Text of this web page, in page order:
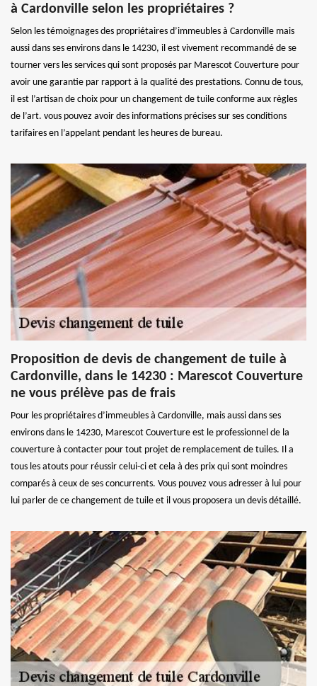
à Cardonville selon les propriétaires ?
Selon les témoignages des propriétaires d’immeubles à Cardonville mais
aussi dans ses environs dans le 14230, il est vivement recommandé de se
tourner vers les services qui sont proposés par Marescot Couverture pour
avoir une garantie par rapport à la qualité des prestations. Connu de tous,
il est l’artisan de choix pour un changement de tuile conforme aux règles
de l’art. vous pouvez avoir des informations précises sur ses conditions
tarifaires en l’appelant pendant les heures de bureau.
Proposition de devis de changement de tuile à
Cardonville, dans le 14230 : Marescot Couverture
ne vous prélève pas de frais
Pour les propriétaires d’immeubles à Cardonville, mais aussi dans ses
environs dans le 14230, Marescot Couverture est le professionnel de la
couverture à contacter pour tout projet de remplacement de tuiles. Il a
tous les atouts pour réussir celui-ci et cela à des prix qui sont moindres
comparés à ceux de ses concurrents. Vous pouvez vous adresser à lui pour
lui parler de ce changement de tuile et il vous proposera un devis détaillé.